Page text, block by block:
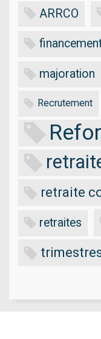
ARRCO
majoration
Recrutement
retraite
retraites